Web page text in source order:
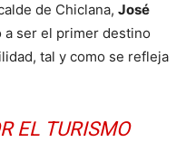
de Chiclana, José
a ser el primer destino
tal y como se refleja
EL TURISMO